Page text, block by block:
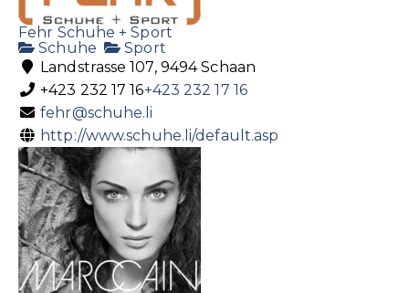
Fehr Schuhe + Sport
Schuhe
Sport
Landstrasse 107, 9494 Schaan
+423 232 17 16+423 232 17 16
fehr@schuhe.li
http://www.schuhe.li/default.asp